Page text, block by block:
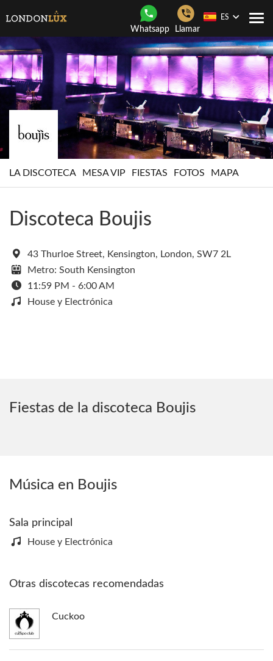
Whatsapp Llamar
ES
LA DISCOTECA MESA VIP FIESTAS FOTOS MAPA
Discoteca Boujis
43 Thurloe Street, Kensington, London, SW7 2L
Metro: South Kensington
11:59 PM - 6:00 AM
House y Electrónica
Fiestas de la discoteca Boujis
Música en Boujis
Sala principal
House y Electrónica
Otras discotecas recomendadas
Cuckoo